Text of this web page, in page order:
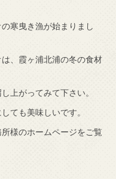
寒曳き漁が始まりまし
、霞ヶ浦北浦の冬の食材
上がってみて下さい。
ても美味しいです。
様のホームページをご覧